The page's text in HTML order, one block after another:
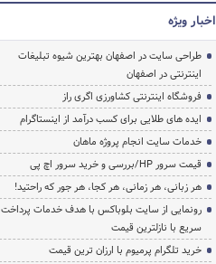
اخبار ویژه
طراحی سایت در اصفهان بهترین شیوه تبلیغات
اینترنتی در اصفهان
فروشگاه اینترنتی کشاورزی اگری راز
ایده های طلایی برای کسب درآمد از اینستاگرام
خدمات سایت انجام پروژه ماهان
قیمت سرور HP/بررسی و خرید سرور اچ پی
هر زبانی، هر زمانی، هر کجا، هر جور که راحتید!
رونمایی از سایت بلوباکس با هدف خدمات پرداخت
سریع با نازلترین قیمت
خرید تلگرام پرمیوم با ارزان ترین قیمت